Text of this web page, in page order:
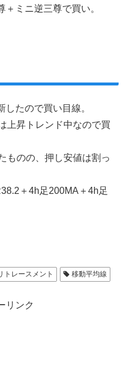
＋ミニ逆三尊で買い。
したので買い目線。
上昇トレンド中なので買
ものの、押し安値は割っ
＋4h足200MA＋4h足
トレースメント 移動平均線
リンク